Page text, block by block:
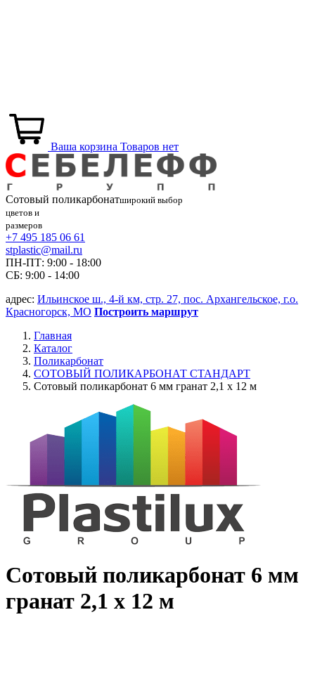
Ваша корзина Товаров нет
Сотовый поликарбонатширокий выбор
цветов и
размеров
+7 495 185 06 61
stplastic@mail.ru
ПН-ПТ: 9:00 - 18:00
СБ: 9:00 - 14:00
адрес: Ильинское ш., 4-й км, стр. 27, пос. Архангельское, г.о.
Красногорск, МО Построить маршрут
Главная
Каталог
Поликарбонат
СОТОВЫЙ ПОЛИКАРБОНАТ СТАНДАРТ
Сотовый поликарбонат 6 мм гранат 2,1 x 12 м
Сотовый поликарбонат 6 мм
гранат 2,1 x 12 м